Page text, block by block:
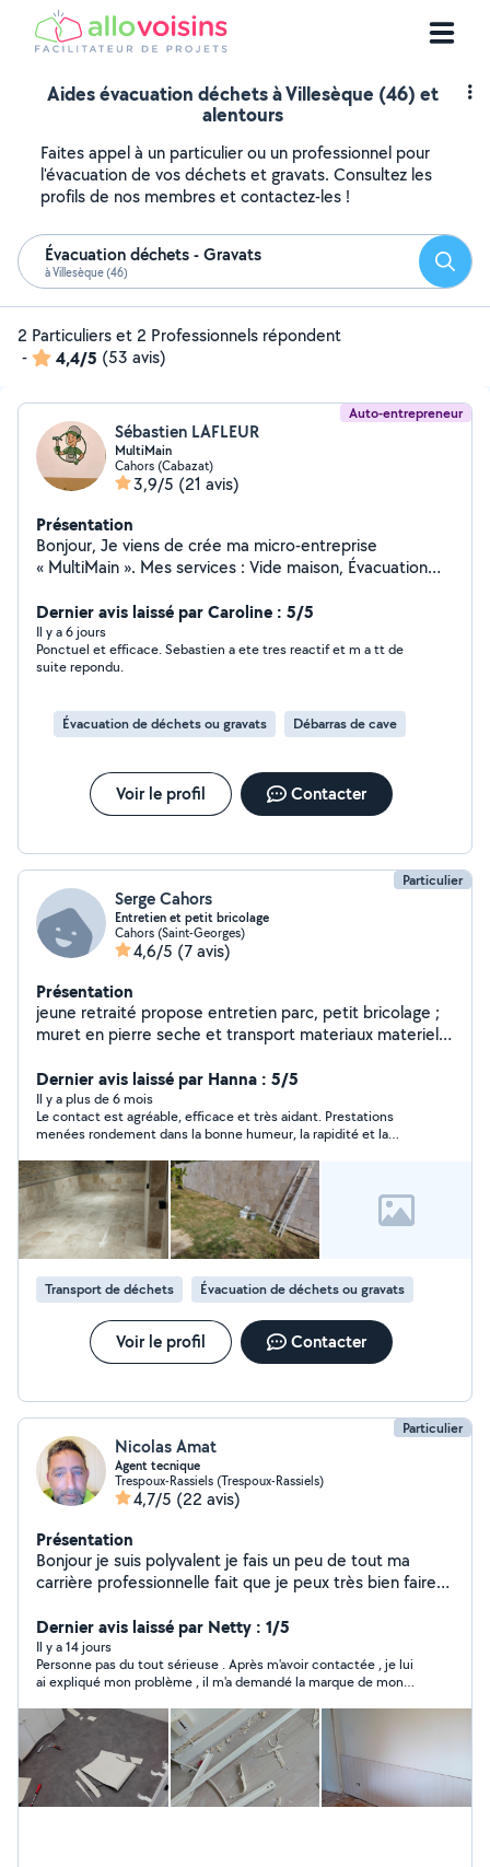
Aides évacuation déchets à Villesèque (46) et
alentours
Faites appel à un particulier ou un professionnel pour
l'évacuation de vos déchets et gravats. Consultez les
profils de nos membres et contactez-les !
Évacuation déchets - Gravats
à Villesèque (46)
2 Particuliers et 2 Professionnels répondent
-
4,4/5 (53 avis)
Auto-entrepreneur
Sébastien LAFLEUR
MultiMain
Cahors (Cabazat)
3,9/5 (21 avis)
Présentation
Bonjour, Je viens de crée ma micro-entreprise
« MultiMain ». Mes services : Vide maison, Évacuation
divers métaux. Je suis une personne motivée, à l'écoute
et ponctuelle. Je reste à votre disposition pour tout
demande d'information. Cordialement M.Lafleur
Dernier avis laissé par Caroline : 5/5
Il y a 6 jours
Ponctuel et efficace. Sebastien a ete tres reactif et m a tt de
suite repondu.
Évacuation de déchets ou gravats Débarras de cave
Voir le profil Contacter
Particulier
Serge Cahors
Entretien et petit bricolage
Cahors (Saint-Georges)
4,6/5 (7 avis)
Présentation
jeune retraité propose entretien parc, petit bricolage ;
muret en pierre seche et transport materiaux materiel
Dernier avis laissé par Hanna : 5/5
Il y a plus de 6 mois
Le contact est agréable, efficace et très aidant. Prestations
menées rondement dans la bonne humeur, la rapidité et la
Transport de déchets Évacuation de déchets ou gravats
Voir le profil Contacter
Particulier
Nicolas Amat
Agent tecnique
Trespoux-Rassiels (Trespoux-Rassiels)
4,7/5 (22 avis)
Présentation
Bonjour je suis polyvalent je fais un peu de tout ma
carrière professionnelle fait que je peux très bien faire
Dernier avis laissé par Netty : 1/5
Il y a 14 jours
Personne pas du tout sérieuse . Après m'avoir contactée , je lui
ai expliqué mon problème , il m'a demandé la marque de mon
je n'ai eu aucune nouvelle de lui .